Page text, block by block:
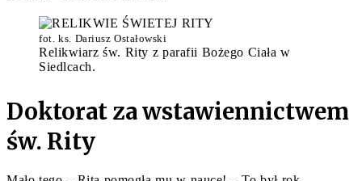
fot. ks. Dariusz Ostałowski
Relikwiarz św. Rity z parafii Bożego Ciała w
Siedlcach.
Doktorat za wstawiennictwem
św. Rity